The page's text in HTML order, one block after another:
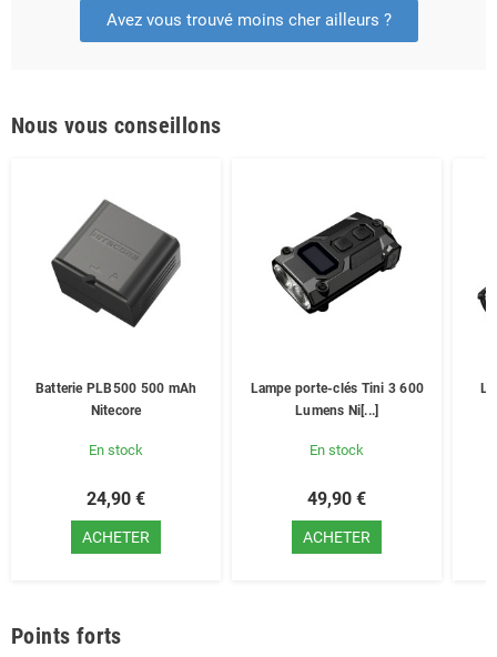
Avez vous trouvé moins cher ailleurs ?
Nous vous conseillons
Batterie PLB500 500 mAh
Nitecore
En stock
24,90 €
ACHETER
Lampe porte-clés Tini 3 600
Lumens Ni[...]
En stock
49,90 €
ACHETER
Points forts